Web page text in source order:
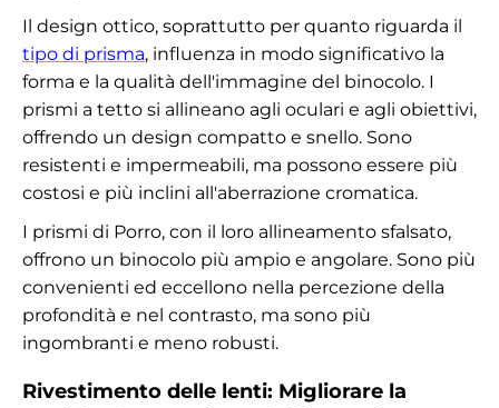
Il design ottico, soprattutto per quanto riguarda il
tipo di prisma, influenza in modo significativo la
forma e la qualità dell'immagine del binocolo. I
prismi a tetto si allineano agli oculari e agli obiettivi,
offrendo un design compatto e snello. Sono
resistenti e impermeabili, ma possono essere più
costosi e più inclini all'aberrazione cromatica.
I prismi di Porro, con il loro allineamento sfalsato,
offrono un binocolo più ampio e angolare. Sono più
convenienti ed eccellono nella percezione della
profondità e nel contrasto, ma sono più
ingombranti e meno robusti.
Rivestimento delle lenti: Migliorare la